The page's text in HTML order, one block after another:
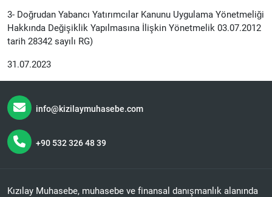
3- Doğrudan Yabancı Yatırımcılar Kanunu Uygulama Yönetmeliği
Hakkında Değişiklik Yapılmasına İlişkin Yönetmelik 03.07.2012
tarih 28342 sayılı RG)
31.07.2023
info@kizilaymuhasebe.com
+90 532 326 48 39
Kızılay Muhasebe, muhasebe ve finansal danışmanlık alanında